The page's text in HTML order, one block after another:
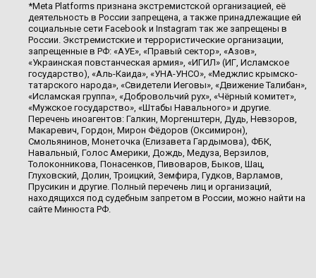
*Meta Platforms признана экстремистской организацией, её
деятельность в России запрещена, а также принадлежащие ей
социальные сети Facebook и Instagram так же запрещены в
России. Экстремистские и террористические организации,
запрещенные в РФ: «АУЕ», «Правый сектор», «Азов»,
«Украинская повстанческая армия», «ИГИЛ» (ИГ, Исламское
государство), «Аль-Каида», «УНА-УНСО», «Меджлис крымско-
татарского народа», «Свидетели Иеговы», «Движение Талибан»,
«Исламская группа», «Добровольчий рух», «Чёрный комитет»,
«Мужское государство», «Штабы Навального» и другие.
Перечень иноагентов: Галкин, Моргенштерн, Дудь, Невзоров,
Макаревич, Гордон, Мирон Фёдоров (Оксимирон),
Смольянинов, Монеточка (Елизавета Гардымова), ФБК,
Навальный, Голос Америки, Дождь, Медуза, Верзилов,
Толоконникова, Понасенков, Пивоваров, Быков, Шац,
Глуховский, Долин, Троицкий, Земфира, Гудков, Варламов,
Прусикин и другие. Полный перечень лиц и организаций,
находящихся под судебным запретом в России, можно найти на
сайте Минюста РФ.